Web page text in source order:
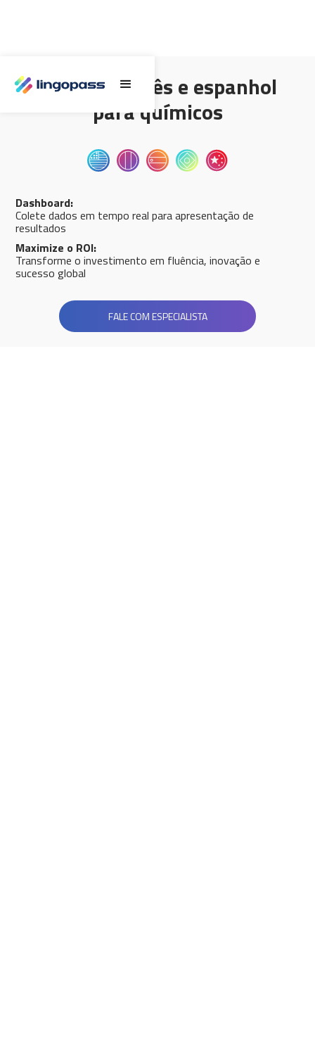
Inglês, francês e espanhol
para químicos
Dashboard:
Colete dados em tempo real para apresentação de
resultados
Maximize o ROI:
Transforme o investimento em fluência, inovação e
sucesso global
FALE COM ESPECIALISTA